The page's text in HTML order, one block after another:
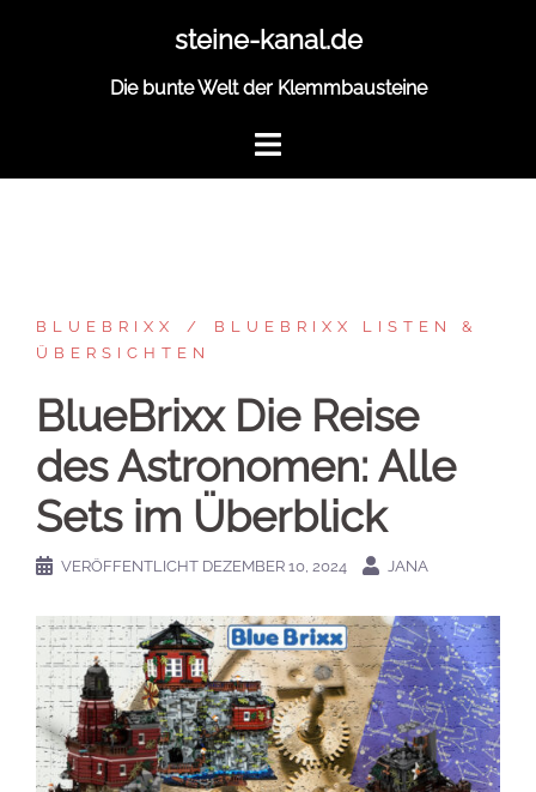
steine-kanal.de
Die bunte Welt der Klemmbausteine
BLUEBRIXX
BLUEBRIXX LISTEN &
ÜBERSICHTEN
BlueBrixx Die Reise
des Astronomen: Alle
Sets im Überblick
VERÖFFENTLICHT DEZEMBER 10, 2024 JANA